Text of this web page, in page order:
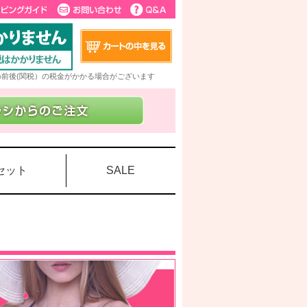
後(関税）の税金がかかる場合がございます
ット SALE